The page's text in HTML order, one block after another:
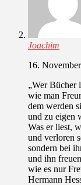
Joachim
16.
„Wer Bücher
wie man
dem werden
und zu eigen
Was er liest,
und verloren
sondern bei
und ihn
wie es nur
Hermann